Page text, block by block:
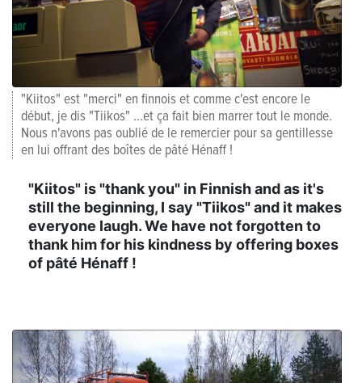
"Kiitos" est "merci" en finnois et comme c'est encore le
début, je dis "Tiikos" ...et ça fait bien marrer tout le monde.
Nous n'avons pas oublié de le remercier pour sa gentillesse
en lui offrant des boîtes de pâté Hénaff !
"Kiitos" is "thank you" in Finnish and as it's
still the beginning, I say "Tiikos" and it makes
everyone laugh. We have not forgotten to
thank him for his kindness by offering boxes
of pâté Hénaff !